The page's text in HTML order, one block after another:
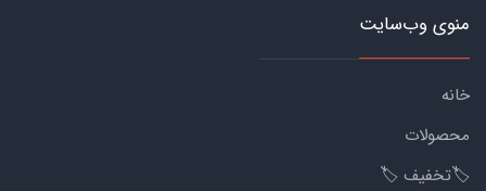
منوی وب‌سایت
خانه
محصولات
🏷️تخفیف 🏷️